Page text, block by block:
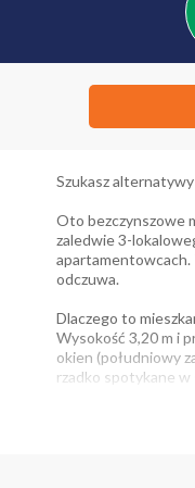
Szukasz
Oto bezczynszowe
zaledwie 3-
apartamentowcach.
odczuwa.
Dlaczego to
Wysokość 3,20 m i
okien (południowy
rzadko spotykane
0 zł czynszu